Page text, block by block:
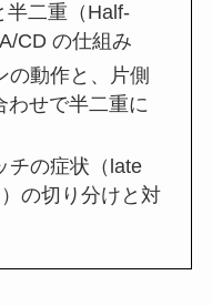
半二重（Half-
CD の仕組み
の動作と、片側
わせで半二重に
チの症状（late
の切り分けと対